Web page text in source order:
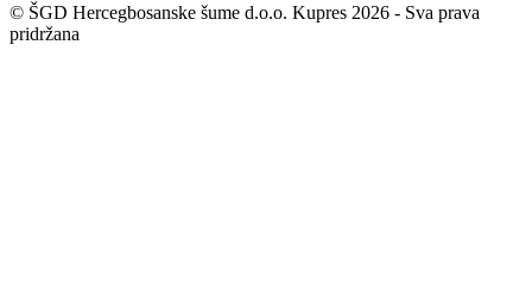
© ŠGD Hercegbosanske šume d.o.o. Kupres 2026 - Sva prava
pridržana